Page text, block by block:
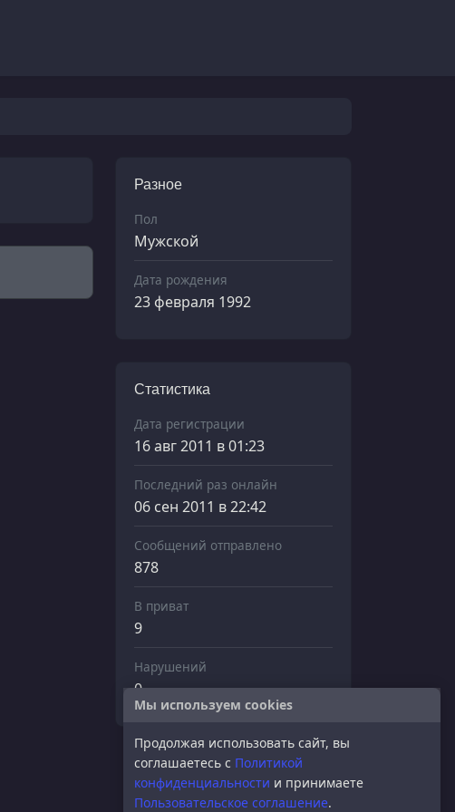
Разное
Пол
Мужской
Дата рождения
23 февраля 1992
Статистика
Дата регистрации
16 авг 2011 в 01:23
Последний раз онлайн
06 сен 2011 в 22:42
Сообщений отправлено
878
В приват
9
Нарушений
0
Мы используем cookies
Продолжая использовать сайт, вы
соглашаетесь с Политикой
конфиденциальности и принимаете
Пользовательское соглашение.